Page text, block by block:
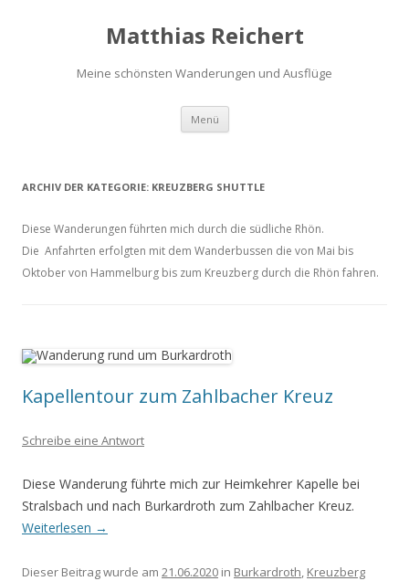
Matthias Reichert
Meine schönsten Wanderungen und Ausflüge
Menü Zum
springen
ARCHIV DER KATEGORIE: KREUZBERG SHUTTLE
Diese Wanderungen führten mich durch die südliche Rhön.
Die Anfahrten erfolgten mit dem Wanderbussen die von Mai bis
Oktober von Hammelburg bis zum Kreuzberg durch die Rhön fahren.
Kapellentour zum Zahlbacher Kreuz
Schreibe eine Antwort
Diese Wanderung führte mich zur Heimkehrer Kapelle bei
Stralsbach und nach Burkardroth zum Zahlbacher Kreuz.
Weiterlesen →
Dieser Beitrag wurde am 21.06.2020 in Burkardroth, Kreuzberg